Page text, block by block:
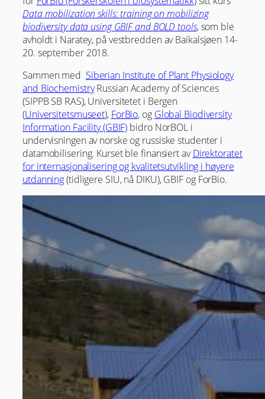
Data mobilization skills: training on mobilizing
biodiversity data using GBIF and BOLD tools, som ble
avholdt i Naratey, på vestbredden av Baikalsjøen 14-
20. september 2018.
Sammen med Siberian Institute of Plant Physiology
and BiochemistryRussian Academy of Sciences
(SIPPB SB RAS), Universitetet i Bergen
(Universitetsmuseet), ForBio, og Global Biodiversity
Information Facility (GBIF) bidro NorBOL i
undervisningen av norske og russiske studenter i
datamobilisering. Kurset ble finansiert avDirektoratet
for internasjonalisering og kvalitetsutvikling i høyere
utdanning(tidligere SIU, nå DIKU), GBIF og ForBio.